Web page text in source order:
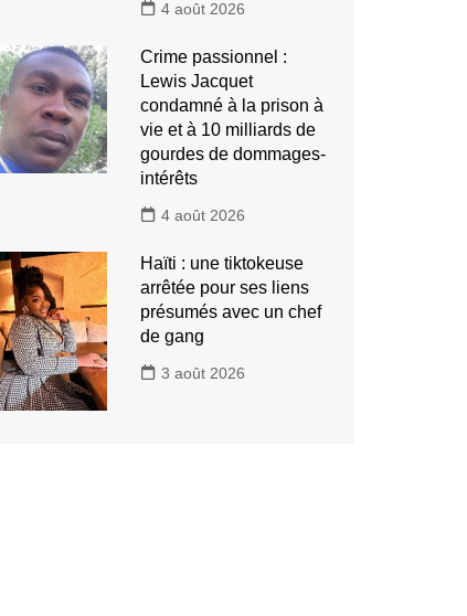
4 août 2026
Crime passionnel :
Lewis Jacquet
condamné à la prison à
vie et à 10 milliards de
gourdes de dommages-
intérêts
4 août 2026
Haïti : une tiktokeuse
arrêtée pour ses liens
présumés avec un chef
de gang
3 août 2026